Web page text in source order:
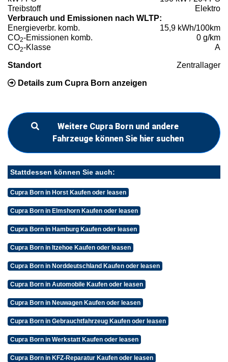
Treibstoff
Elektro
Verbrauch und Emissionen nach WLTP:
Energieverbr. komb.
15,9 kWh/100km
CO2-Emissionen komb.
0 g/km
CO2-Klasse A
Standort Zentrallager
Details zum Cupra Born anzeigen
Weitere Cupra Born und andere
Fahrzeuge können Sie hier suchen
Stattdessen können Sie auch:
Cupra Born in Horst Kaufen oder leasen
Cupra Born in Elmshorn Kaufen oder leasen
Cupra Born in Hamburg Kaufen oder leasen
Cupra Born in Itzehoe Kaufen oder leasen
Cupra Born in Norddeutschland Kaufen oder leasen
Cupra Born in Automobile Kaufen oder leasen
Cupra Born in Neuwagen Kaufen oder leasen
Cupra Born in Gebrauchtfahrzeug Kaufen oder leasen
Cupra Born in Werkstatt Kaufen oder leasen
Cupra Born in KFZ-Reparatur Kaufen oder leasen